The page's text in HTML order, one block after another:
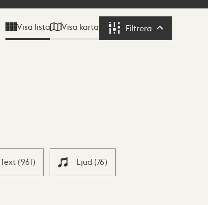
Visa lista Visa karta Filtrera Filtrera
Text (961) Ljud (76)